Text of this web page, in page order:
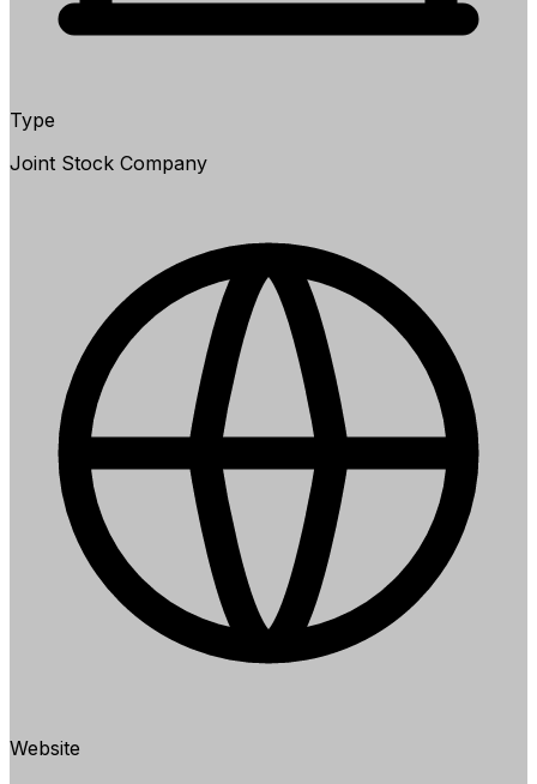
Type
Joint Stock Company
Website